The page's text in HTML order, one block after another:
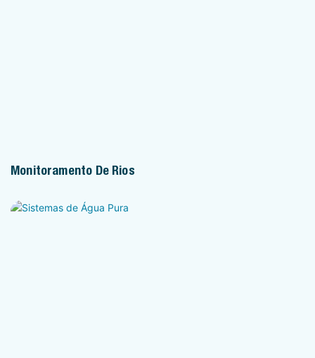
Monitoramento De Rios